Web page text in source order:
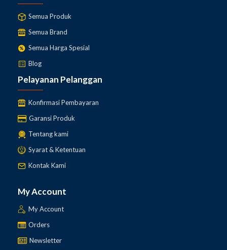
Semua Produk
Semua Brand
Semua Harga Spesial
Blog
Pelayanan Pelanggan
Konfirmasi Pembayaran
Garansi Produk
Tentang kami
Syarat & Ketentuan
Kontak Kami
My Account
My Account
Orders
Newsletter